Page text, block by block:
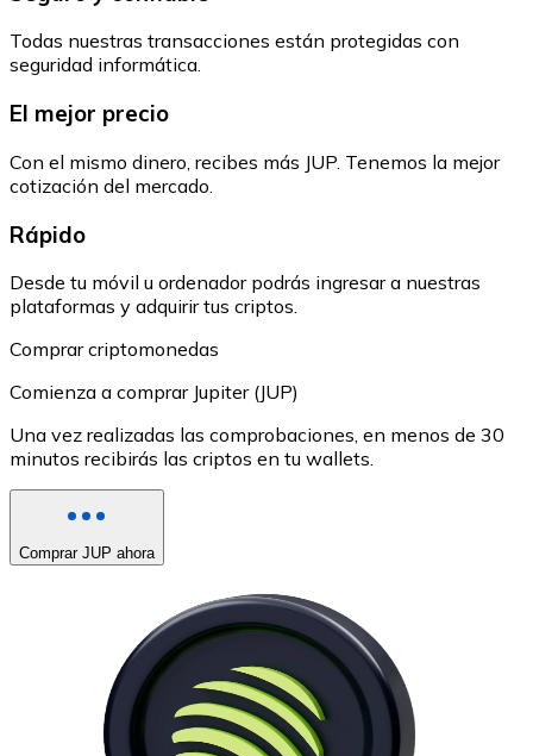
Todas nuestras transacciones están protegidas con
seguridad informática.
El mejor precio
Con el mismo dinero, recibes más JUP. Tenemos la mejor
cotización del mercado.
Rápido
Desde tu móvil u ordenador podrás ingresar a nuestras
plataformas y adquirir tus criptos.
Comprar criptomonedas
Comienza a comprar Jupiter (JUP)
Una vez realizadas las comprobaciones, en menos de 30
minutos recibirás las criptos en tu wallets.
Comprar JUP ahora